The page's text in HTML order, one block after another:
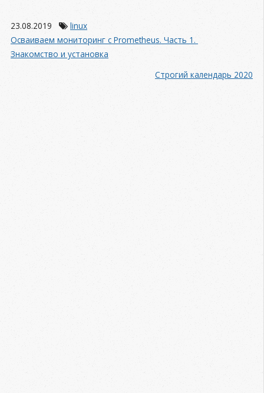
23.08.2019
linux
Осваиваем мониторинг с Prometheus. Часть 1.
Знакомство и установка
Строгий календарь 2020